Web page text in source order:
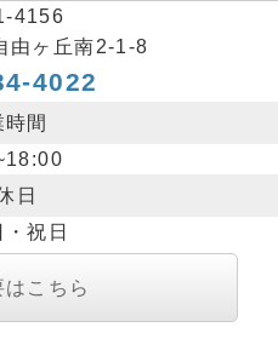
4156
由ヶ丘南2-1-8
4022
間
日
祝日
こちら